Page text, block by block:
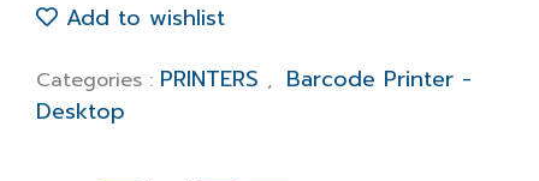
Add to wishlist
Categories : PRINTERS , Barcode Printer -
Desktop